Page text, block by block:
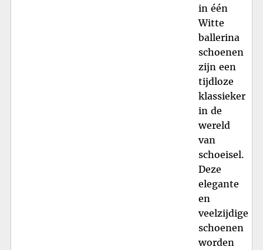
in één
Witte
ballerina
schoenen
zijn een
tijdloze
klassieker
in de
wereld
van
schoeisel.
Deze
elegante
en
veelzijdige
schoenen
worden